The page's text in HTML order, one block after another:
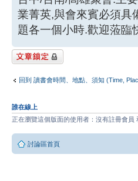
業菁英,與會來賓必須具
題各一個小時.歡迎蒞臨
主題已鎖定
回到 讀書會時間、地點、須知 (Time,
誰在線上
正在瀏覽這個版面的使用者：沒有註冊會員
討論區首頁